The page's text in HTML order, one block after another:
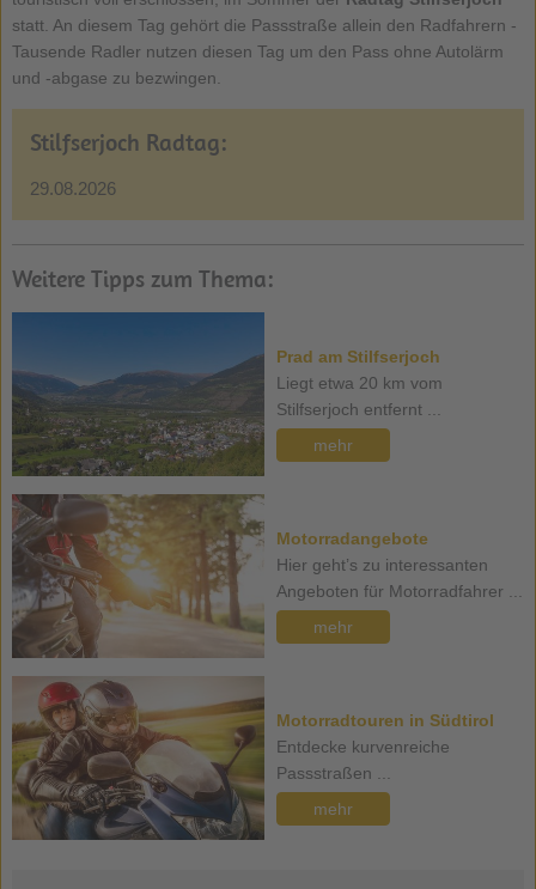
statt. An diesem Tag gehört die Passstraße allein den Radfahrern -
Tausende Radler nutzen diesen Tag um den Pass ohne Autolärm
und -abgase zu bezwingen.
Stilfserjoch Radtag:
29.08.2026
Weitere Tipps zum Thema:
Prad am Stilfserjoch
Liegt etwa 20 km vom
Stilfserjoch entfernt ...
mehr
Motorradangebote
Hier geht’s zu interessanten
Angeboten für Motorradfahrer ...
mehr
Motorradtouren in Südtirol
Entdecke kurvenreiche
Passstraßen ...
mehr